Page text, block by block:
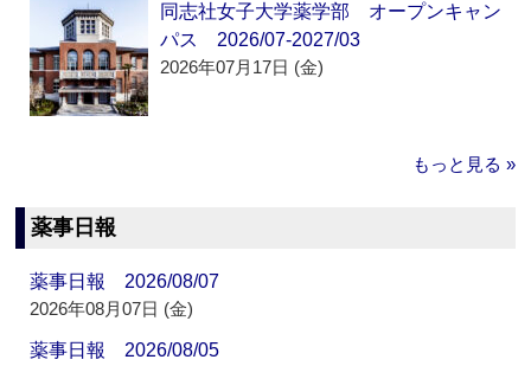
同志社女子大学薬学部 オープンキャン
パス 2026/07-2027/03
2026年07月17日 (金)
もっと見る »
薬事日報
薬事日報 2026/08/07
2026年08月07日 (金)
薬事日報 2026/08/05